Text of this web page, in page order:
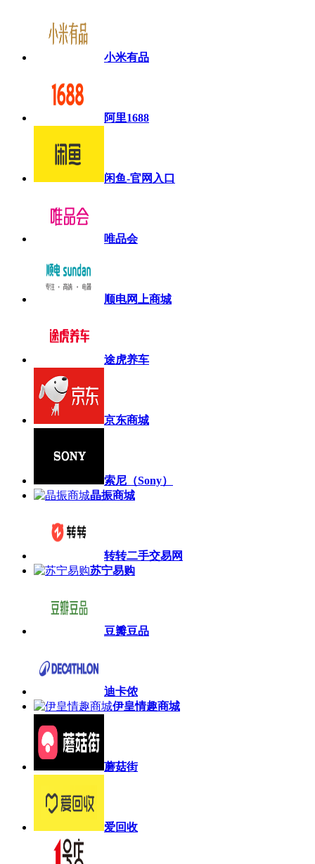
小米有品
阿里1688
闲鱼-官网入口
唯品会
顺电网上商城
途虎养车
京东商城
索尼（Sony）
晶振商城
转转二手交易网
苏宁易购
豆瓣豆品
迪卡侬
伊皇情趣商城
蘑菇街
爱回收